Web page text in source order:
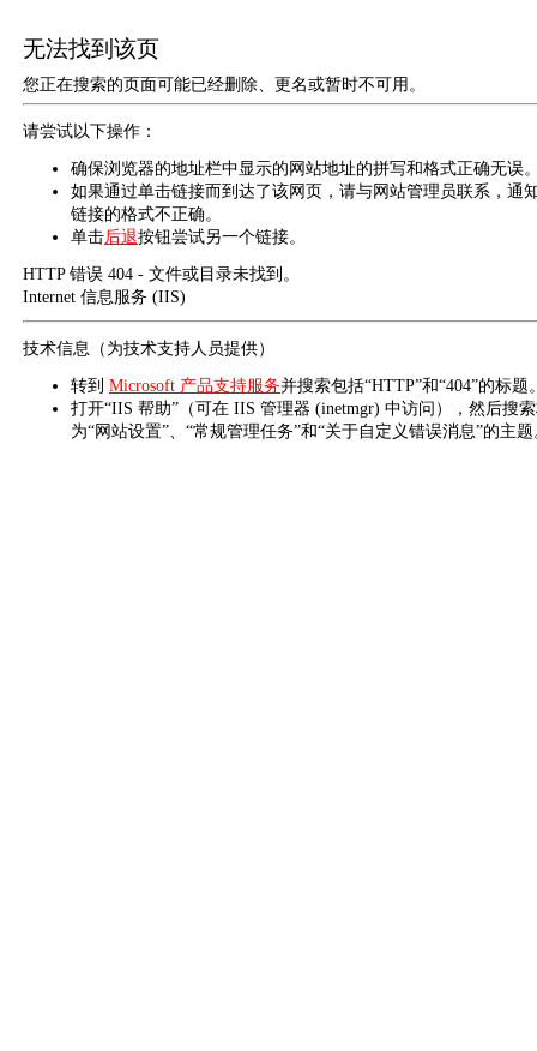
无法找到该页
您正在搜索的页面可能已经删除、更名或暂时不可用。
请尝试以下操作：
确保浏览器的地址栏中显示的网站地址的拼写和格式正确无误
如果通过单击链接而到达了该网页，请与网站管理员联系，通
链接的格式不正确。
单击后退按钮尝试另一个链接。
HTTP 错误 404 - 文件或目录未找到。
Internet 信息服务 (IIS)
技术信息（为技术支持人员提供）
转到 Microsoft 产品支持服务并搜索包括“HTTP”和“404”的标题
打开“IIS 帮助”（可在 IIS 管理器 (inetmgr) 中访问），然后搜
为“网站设置”、“常规管理任务”和“关于自定义错误消息”的主题